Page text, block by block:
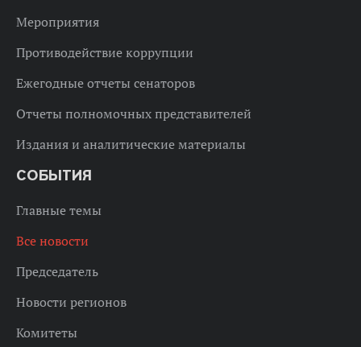
Мероприятия
Противодействие коррупции
Ежегодные отчеты сенаторов
Отчеты полномочных представителей
Издания и аналитические материалы
СОБЫТИЯ
Главные темы
Все новости
Председатель
Новости регионов
Комитеты